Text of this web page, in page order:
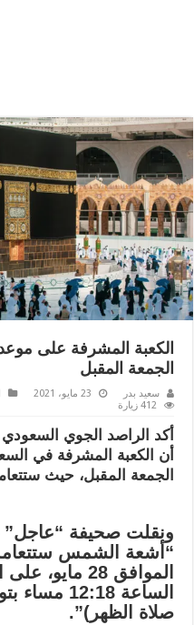
الكعبة المشرفة على
الجمعة المقبل
سعيد بدر 23 مايو، 2021
412 زيارة
أكد الراصد الجوي
أن الكعبة المشرفة في
الجمعة المقبل، حيث
ونقلت صحيفة “عاجل”
“أشعة الشمس
الموافق 28
الساعة
صلاة الظهر)”.